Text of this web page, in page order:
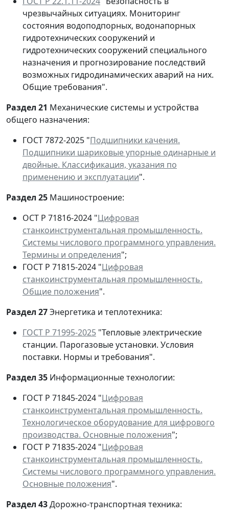
чрезвычайных ситуациях. Мониторинг
состояния водоподпорных, водонапорных
гидротехнических сооружений и
гидротехнических сооружений специального
назначения и прогнозирование последствий
возможных гидродинамических аварий на них.
Общие требования".
Раздел 21 Механические системы и устройства
общего назначения:
ГОСТ 7872-2025 "Подшипники качения.
Подшипники шариковые упорные одинарные и
двойные. Классификация, указания по
применению и эксплуатации".
Раздел 25 Машиностроение:
ОСТ Р 71816-2024 "Цифровая
станкоинструментальная промышленность.
Системы числового программного управления.
Термины и определения";
ГОСТ Р 71815-2024 "Цифровая
станкоинструментальная промышленность.
Общие положения".
Раздел 27Энергетика и теплотехника:
ГОСТ Р 71995-2025 "Тепловые электрические
станции. Парогазовые установки. Условия
поставки. Нормы и требования".
Раздел 35 Информационные технологии:
ГОСТ Р 71845-2024 "Цифровая
станкоинструментальная промышленность.
Технологическое оборудование для цифрового
производства. Основные положения";
ГОСТ Р 71835-2024 "Цифровая
станкоинструментальная промышленность.
Системы числового программного управления.
Основные положения".
Раздел 43Дорожно-транспортная техника: